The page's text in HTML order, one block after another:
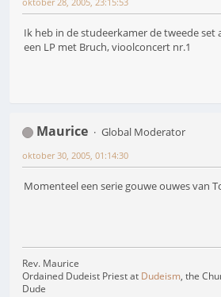
Ik heb in de studeerkamer de tweede set
een LP met Bruch, vioolconcert nr.1
Maurice
Global Moderator
oktober 30, 2005, 01:14:30
Momenteel een serie gouwe ouwes van
Rev. Maurice
Ordained Dudeist Priest at Dudeism, the
Dude